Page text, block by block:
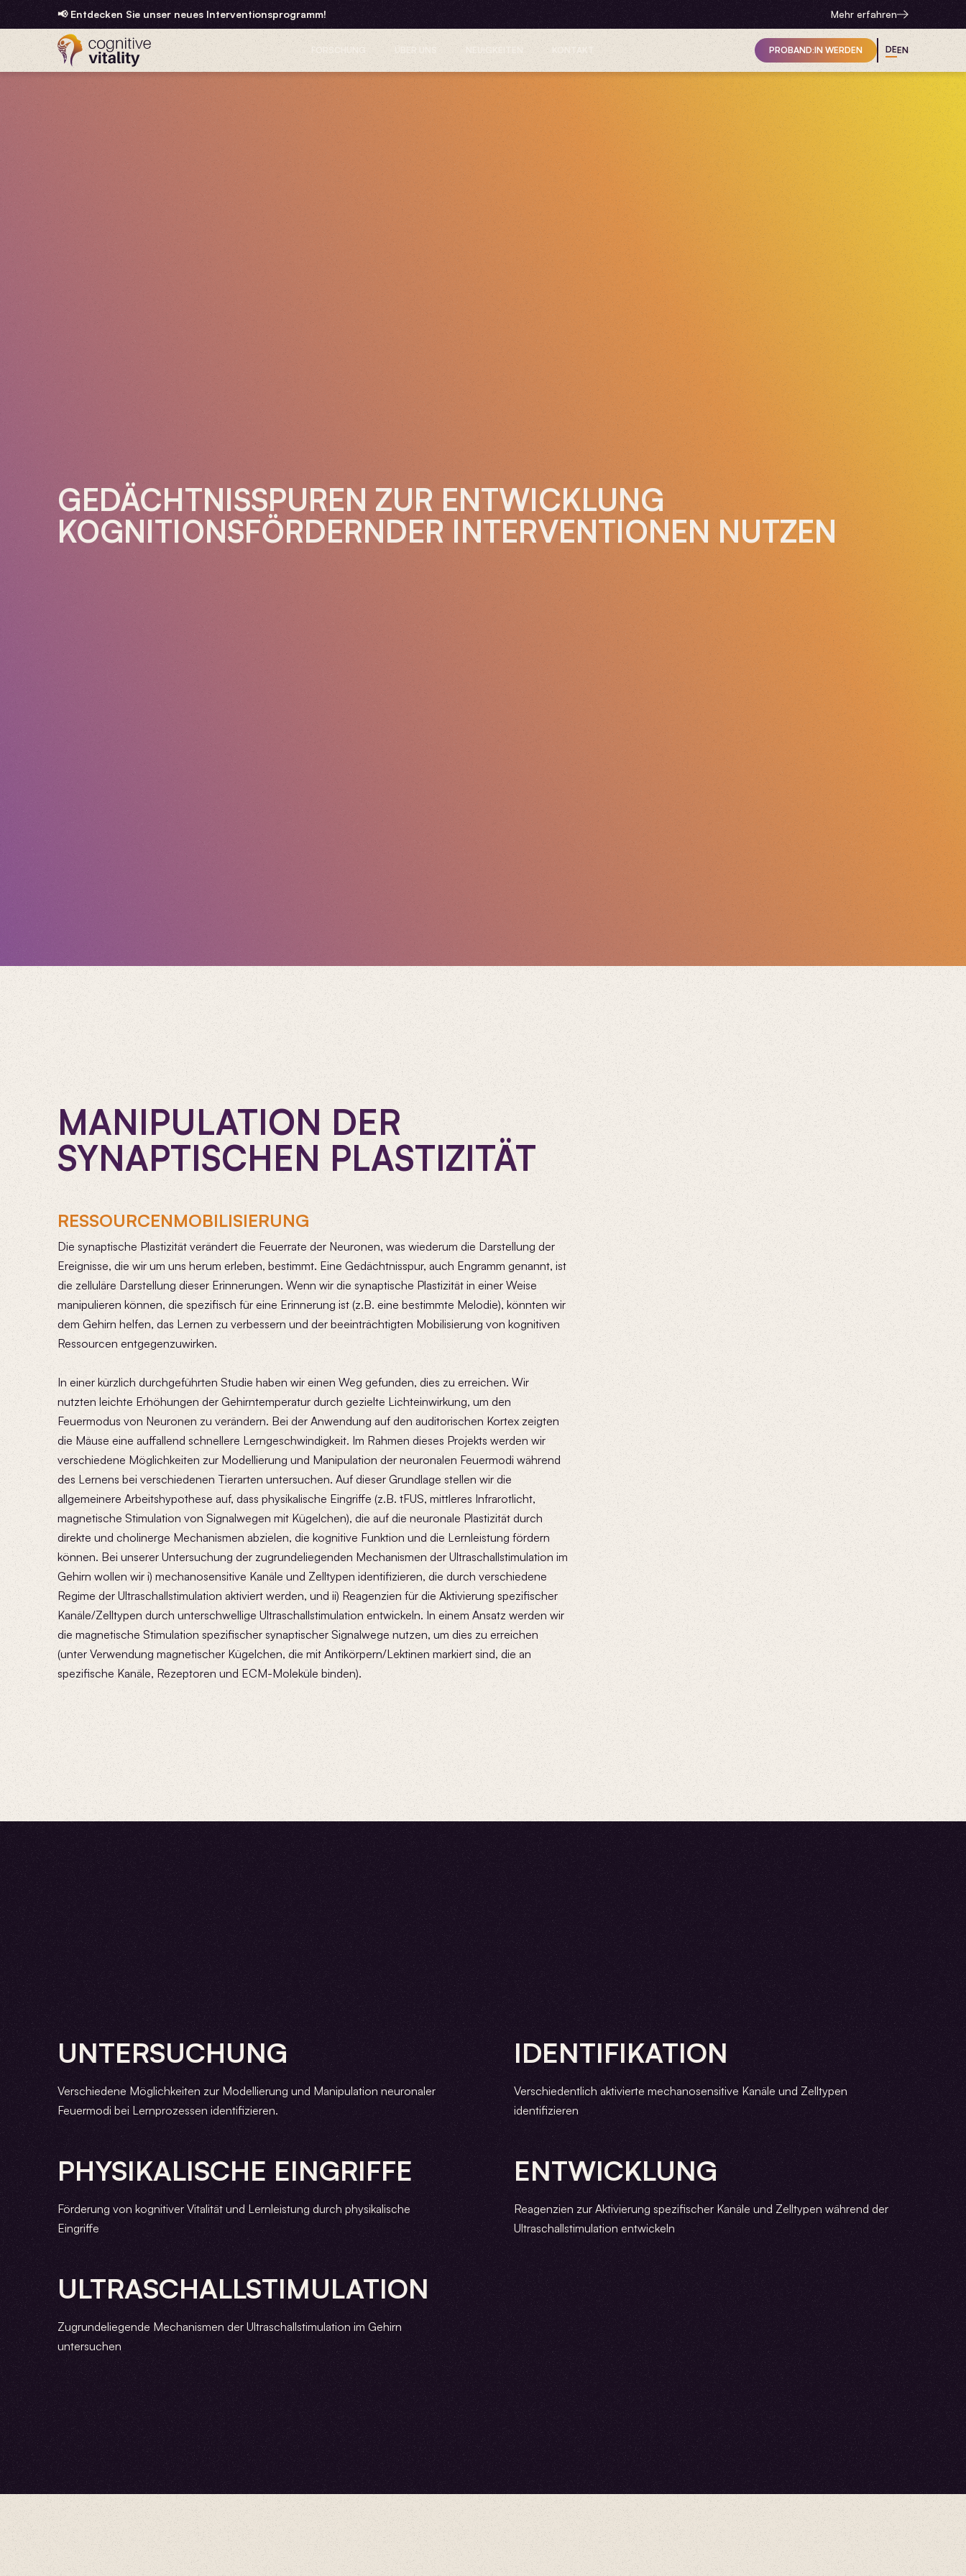
📢 Entdecken Sie unser neues Interventionsprogramm! Mehr erfahren
FORSCHUNG ÜBER UNS NEUIGKEITEN KONTAKT PROBAND:IN WERDEN DEEN
GEDÄCHTNISSPUREN ZUR ENTWICKLUNG
KOGNITIONSFÖRDERNDER INTERVENTIONEN NUTZEN
MANIPULATION DER
SYNAPTISCHEN PLASTIZITÄT
RESSOURCENMOBILISIERUNG
Die synaptische Plastizität verändert die Feuerrate der Neuronen, was wiederum die Darstellung der
Ereignisse, die wir um uns herum erleben, bestimmt. Eine Gedächtnisspur, auch Engramm genannt, ist
die zelluläre Darstellung dieser Erinnerungen. Wenn wir die synaptische Plastizität in einer Weise
manipulieren können, die spezifisch für eine Erinnerung ist (z.B. eine bestimmte Melodie), könnten wir
dem Gehirn helfen, das Lernen zu verbessern und der beeinträchtigten Mobilisierung von kognitiven
Ressourcen entgegenzuwirken.
In einer kürzlich durchgeführten Studie haben wir einen Weg gefunden, dies zu erreichen. Wir
nutzten leichte Erhöhungen der Gehirntemperatur durch gezielte Lichteinwirkung, um den
Feuermodus von Neuronen zu verändern. Bei der Anwendung auf den auditorischen Kortex zeigten
die Mäuse eine auffallend schnellere Lerngeschwindigkeit. Im Rahmen dieses Projekts werden wir
verschiedene Möglichkeiten zur Modellierung und Manipulation der neuronalen Feuermodi während
des Lernens bei verschiedenen Tierarten untersuchen. Auf dieser Grundlage stellen wir die
allgemeinere Arbeitshypothese auf, dass physikalische Eingriffe (z.B. tFUS, mittleres Infrarotlicht,
magnetische Stimulation von Signalwegen mit Kügelchen), die auf die neuronale Plastizität durch
direkte und cholinerge Mechanismen abzielen, die kognitive Funktion und die Lernleistung fördern
können. Bei unserer Untersuchung der zugrundeliegenden Mechanismen der Ultraschallstimulation im
Gehirn wollen wir i) mechanosensitive Kanäle und Zelltypen identifizieren, die durch verschiedene
Regime der Ultraschallstimulation aktiviert werden, und ii) Reagenzien für die Aktivierung spezifischer
Kanäle/Zelltypen durch unterschwellige Ultraschallstimulation entwickeln. In einem Ansatz werden wir
die magnetische Stimulation spezifischer synaptischer Signalwege nutzen, um dies zu erreichen
(unter Verwendung magnetischer Kügelchen, die mit Antikörpern/Lektinen markiert sind, die an
spezifische Kanäle, Rezeptoren und ECM-Moleküle binden).
UNTERSUCHUNG
Verschiedene Möglichkeiten zur Modellierung und Manipulation neuronaler
Feuermodi bei Lernprozessen identifizieren.
PHYSIKALISCHE EINGRIFFE
Förderung von kognitiver Vitalität und Lernleistung durch physikalische
Eingriffe
ULTRASCHALLSTIMULATION
Zugrundeliegende Mechanismen der Ultraschallstimulation im Gehirn
untersuchen
IDENTIFIKATION
Verschiedentlich aktivierte mechanosensitive Kanäle und Zelltypen
identifizieren
ENTWICKLUNG
Reagenzien zur Aktivierung spezifischer Kanäle und Zelltypen während der
Ultraschallstimulation entwickeln